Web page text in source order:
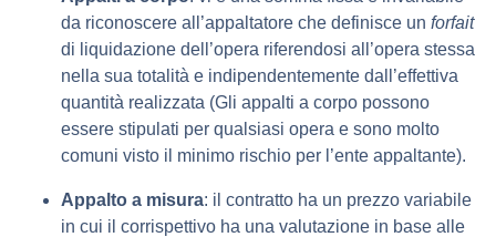
da riconoscere all’appaltatore che definisce un forfait
di liquidazione dell’opera riferendosi all’opera stessa
nella sua totalità e indipendentemente dall’effettiva
quantità realizzata (Gli appalti a corpo possono
essere stipulati per qualsiasi opera e sono molto
comuni visto il minimo rischio per l’ente appaltante).
Appalto a misura: il contratto ha un prezzo variabile
in cui il corrispettivo ha una valutazione in base alle